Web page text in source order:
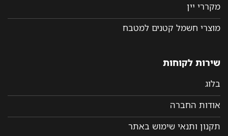
מקררי יין
מוצרי חשמל קטנים למטבח
שירות לקוחות
בלוג
אודות החברה
תקנון ותנאי שימוש באתר